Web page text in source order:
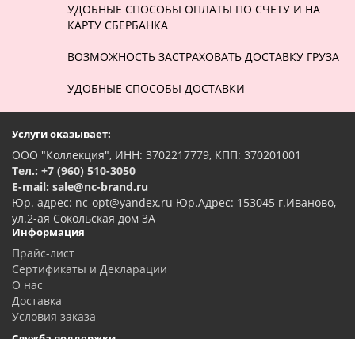
УДОБНЫЕ СПОСОБЫ ОПЛАТЫ ПО СЧЕТУ И НА
КАРТУ СБЕРБАНКА
ВОЗМОЖНОСТЬ ЗАСТРАХОВАТЬ ДОСТАВКУ ГРУЗА
УДОБНЫЕ СПОСОБЫ ДОСТАВКИ
Услуги оказывает:
ООО "Коллекция", ИНН: 3702217779, КПП: 370201001
Тел.: +7 (960) 510-3050
E-mail: sale@nc-brand.ru
Юр. адрес: nc-opt@yandex.ru Юр.Адрес: 153045 г.Иваново,
ул.2-ая Сокольская дом 3А
Информация
Прайс-лист
Сертификаты и Декларации
О нас
Доставка
Условия заказа